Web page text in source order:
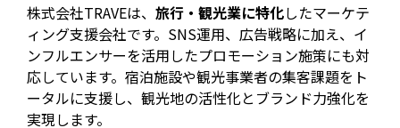
株式会社TRAVEは、旅行・観光業に特化したマーケテ
ィング支援会社です。SNS運用、広告戦略に加え、イ
ンフルエンサーを活用したプロモーション施策にも対
応しています。宿泊施設や観光事業者の集客課題をト
ータルに支援し、観光地の活性化とブランド力強化を
実現します。